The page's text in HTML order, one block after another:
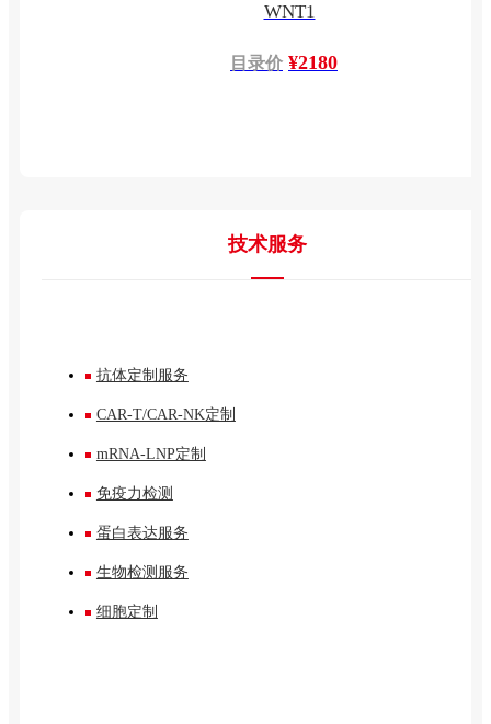
WNT1
目录价 ¥2180
技术服务
抗体定制服务
CAR-T/CAR-NK定制
mRNA-LNP定制
免疫力检测
蛋白表达服务
生物检测服务
细胞定制